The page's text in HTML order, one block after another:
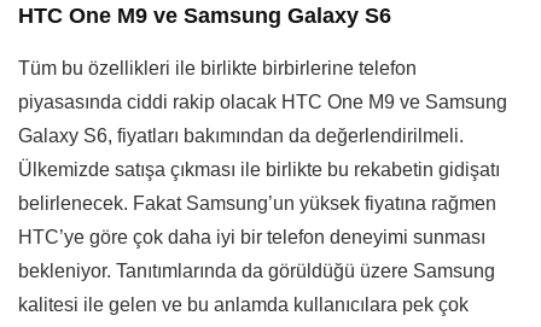
HTC One M9 ve Samsung Galaxy S6
Tüm bu özellikleri ile birlikte birbirlerine telefon
piyasasında ciddi rakip olacak HTC One M9 ve Samsung
Galaxy S6, fiyatları bakımından da değerlendirilmeli.
Ülkemizde satışa çıkması ile birlikte bu rekabetin gidişatı
belirlenecek. Fakat Samsung’un yüksek fiyatına rağmen
HTC’ye göre çok daha iyi bir telefon deneyimi sunması
bekleniyor. Tanıtımlarında da görüldüğü üzere Samsung
kalitesi ile gelen ve bu anlamda kullanıcılara pek çok